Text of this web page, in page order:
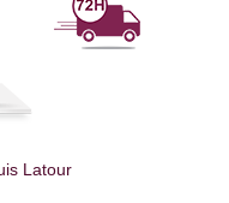
Latour